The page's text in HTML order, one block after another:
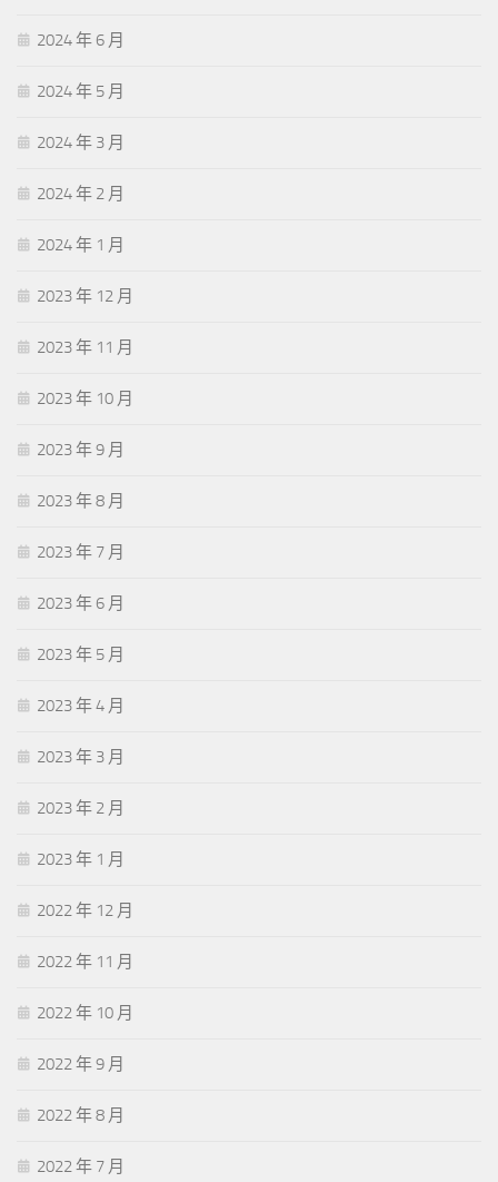
2024 年 6 月
2024 年 5 月
2024 年 3 月
2024 年 2 月
2024 年 1 月
2023 年 12 月
2023 年 11 月
2023 年 10 月
2023 年 9 月
2023 年 8 月
2023 年 7 月
2023 年 6 月
2023 年 5 月
2023 年 4 月
2023 年 3 月
2023 年 2 月
2023 年 1 月
2022 年 12 月
2022 年 11 月
2022 年 10 月
2022 年 9 月
2022 年 8 月
2022 年 7 月